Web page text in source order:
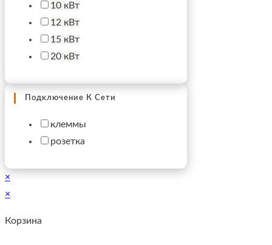
10 кВт
12 кВт
15 кВт
20 кВт
Подключение К Сети
клеммы
розетка
×
×
Корзина